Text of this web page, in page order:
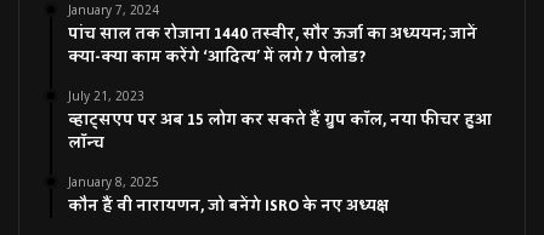
January 7, 2024
पांच साल तक रोजाना 1440 तस्वीर, सौर ऊर्जा का अध्ययन; जानें
क्या-क्या काम करेंगे ‘आदित्य’ में लगे 7 पेलोड?
July 21, 2023
व्हाट्सएप पर अब 15 लोग कर सकते हैं ग्रुप कॉल, नया फीचर हुआ
लॉन्च
January 8, 2025
कौन हैं वी नारायणन, जो बनेंगे ISRO के नए अध्यक्ष